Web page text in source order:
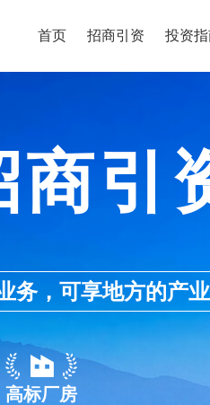
首页 招商引资 投资
商引
务，可享地方的产
高标厂房